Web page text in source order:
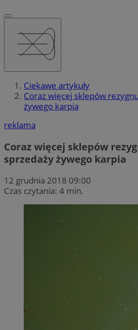
Ciekawe artykuły
Coraz więcej sklepów
żywego karpia
reklama
Coraz więcej sklepów
sprzedaży żywego karpia
12 grudnia 2018 09:00
Czas czytania: 4 min.